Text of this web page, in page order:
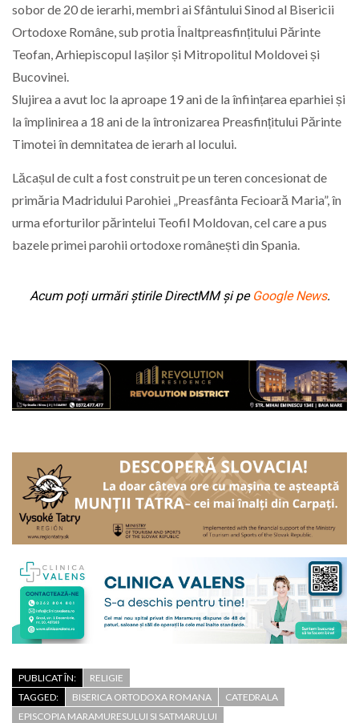
sobor de 20 de ierarhi, membri ai Sfântului Sinod al Bisericii
Ortodoxe Române, sub protia Înaltpreasfințitului Părinte
Teofan, Arhiepiscopul Iașilor și Mitropolitul Moldovei și
Bucovinei.
Slujirea a avut loc la aproape 19 ani de la înființarea eparhiei și
la împlinirea a 18 ani de la întronizarea Preasfințitului Părinte
Timotei în demnitatea de ierarh al locului.
Lăcașul de cult a fost construit pe un teren concesionat de
primăria Madridului Parohiei „Preasfânta Fecioară Maria”, în
urma eforturilor părintelui Teofil Moldovan, cel care a pus
bazele primei parohii ortodoxe românești din Spania.
Acum poți urmări știrile DirectMM și pe Google News.
PUBLICAT ÎN:
RELIGIE
TAGGED:
BISERICA ORTODOXA ROMANA
CATEDRALA
EPISCOPIA MARAMURESULUI SI SATMARULUI